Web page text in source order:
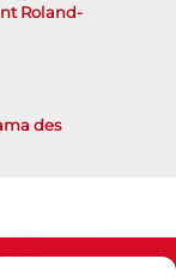
Roland-
des